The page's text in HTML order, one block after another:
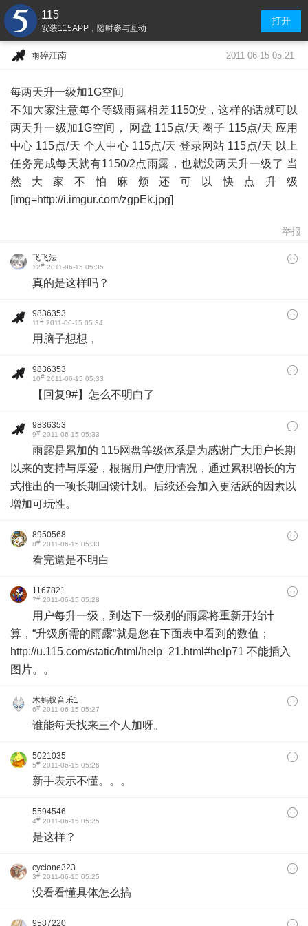
115
安装115APP，随时参与互动
打开
雨碎江南 2011-06-15 05:21
每两天升一级加1G空间
不知大家注意每个等级雨露相差1150没，这样的话就可以
两天升一级加1G空间， 网盘 115点/天 圈子 115点/天 应用
中心 115点/天 个人中心 115点/天 登录网站 115点/天 以上
任务完成每天就有1150/2点雨露，也就没两天升一级了 当
然大家不怕麻烦还可以快点升级
[img=http://i.imgur.com/zgpEk.jpg]
举报
飞飞法
12# 2011-06-15 05:35
真的是这样吗？
9836353
11# 2011-06-15 05:34
用脑子想想，
9836353
10# 2011-06-15 05:33
【回复9#】怎么不明白了
9836353
9# 2011-06-15 05:33
雨露是累加的 115网盘等级体系是为感谢广大用户长期
以来的支持与厚爱，根据用户使用情况，通过累积增长的方
式推出的一项长期回馈计划。后续还会加入更活跃的因素以
增加可玩性。
8950568
8# 2011-06-15 05:33
看完還是不明白
1167821
7# 2011-06-15 05:28
用户每升一级，到达下一级别的雨露将重新开始计
算，“升级所需的雨露”就是您在下面表中看到的数值；
http://u.115.com/static/html/help_21.html#help71 不能插入
图片。。
木蚂蚁音乐1
6# 2011-06-15 05:27
谁能每天找来三个人加呀。
5021035
5# 2011-06-15 05:26
新手表示不懂。。。
5594546
4# 2011-06-15 05:25
是这样？
cyclone323
3# 2011-06-15 05:25
没看看懂具体怎么搞
9587220